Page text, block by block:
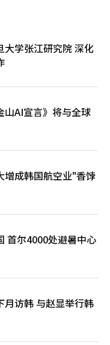
源的命脉仍然经过霍尔
境则更加深重。韩国
在美国安全同盟与中国
的生产基地和市场。 最
在AI时代成为核心技术
在AI半导体设计、软
。同时，也需要具备不
感性。 2026年北京会谈
已从关税转向AI与半导
经人工智能（AI）系统
的，而是结构性持续
够的，需要提高整个系
何影响韩国经济？= 首
会导致利率上升压力，
波动加大，金融市场的
，经济以出口为中心，
和金融两方面都会受到
概念是什么，为什么重
全的核心要素。在过
、能源等战略产业已成
仅经济，安全也会受到
政策、外交政策和安全政
战略层面的问题。韩国
‘平台型经济结构’的转
但现在产业间的融合和
企业和初创企业应成为
础设施，改善监管环境
特定企业产生，而是由整
资本市场流动的变化？
。这不仅仅是投机的转
。这也意味着资本市场
别是‘债投’等现象可能
韩国经济的发展方向，
现在的竞争不是速度的
的方式已经不再有效。
信任。当政策的一致
信任建立时，才能实现
就，但未来进入了一
有两国高级官员，还有
斯克、苹果首席执行官
多位美国企业家进行了
加强与中国的互利合
《华尔街日
非常好，许多好事情正
进行得非常顺利，习主
库克首席执行官在记者
缺乏具体成果，中南
中国对美国农产品、飞
具体协议内容。 在
国方面仅简短说明"两
导人仅带着翻译，从下
阳全国人大常委会委员
常委、李希中央纪委书
领导人均将出席。 15
力的心脏"中南海进行茶
伟达讨论“物理人工智
，加速开发能够实时识
也开始
，计划在2027年前提供
有生产现场将产品不良
这证明了对于难以引入
作机器人是最现实的选
阿特拉斯需要证明其不
。早在今年2月，波士
代汽车正在将重心从技
可能带来的就业冲击担
也很大。因此，急需在
利模式。 机器人
“质的霸权” 根据
界机器人报告》，韩国
家，机器人密度排名第
三大机器人强国，推动
的较量。现代汽车希望
中国选择天
。天坛不仅是旅游胜
清时期的皇帝在此确
有数千年文明的国家，
普简短地表示“很好”，
沉默中，蕴含着美国当
朗与以色列的冲突升
造业空心化和社会两极
美国对中国施加压力，
到严重影响。 中国
债务、青年失业和内需
供应链中占据主导地
作为“与美国平起平坐的
为5000年文明的继承
是礼仪上的安排，更是向
而是拥有悠久历史、哲
口的限制，同时增加对
放缓的背景下，也需要
。 其次是半导
半导体和设备的出口，
华为为中心迅速推进国
来文明的运行体系。
土出口控制作为战略手
占据重要原料的主导地
大学张江研究院 深化
山AI宣言》将与全球
增成韩国航空业"香饽
首尔4000处避暑中心
月访韩 与赵显举行韩